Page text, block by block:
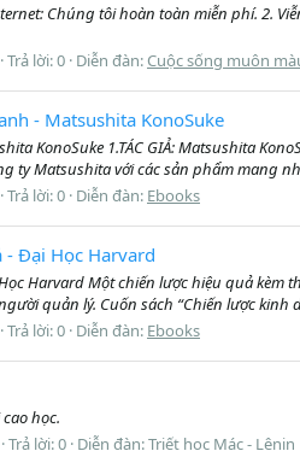
Chúng tôi hoàn toàn miễn phí. 2.
Trả lời: 0 Diễn đàn:Cuộc sống muôn
- Matsushita KonoSuke
KonoSuke 1.TÁC GIẢ: Matsushita
ty Matsushita với các sản phẩm mang
Trả lời: 0 Diễn đàn: Ebooks
- Đại Học Harvard
Harvard Một chiến lược hiệu quả
quản lý. Cuốn sách “Chiến lược kinh
Trả lời: 0 Diễn đàn: Ebooks
học.
Trả lời: 0 Diễn đàn:Triết học Mác - Lênin